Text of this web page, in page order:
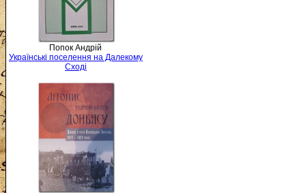
Попок Андрій
Українські поселення на Далекому
Сході